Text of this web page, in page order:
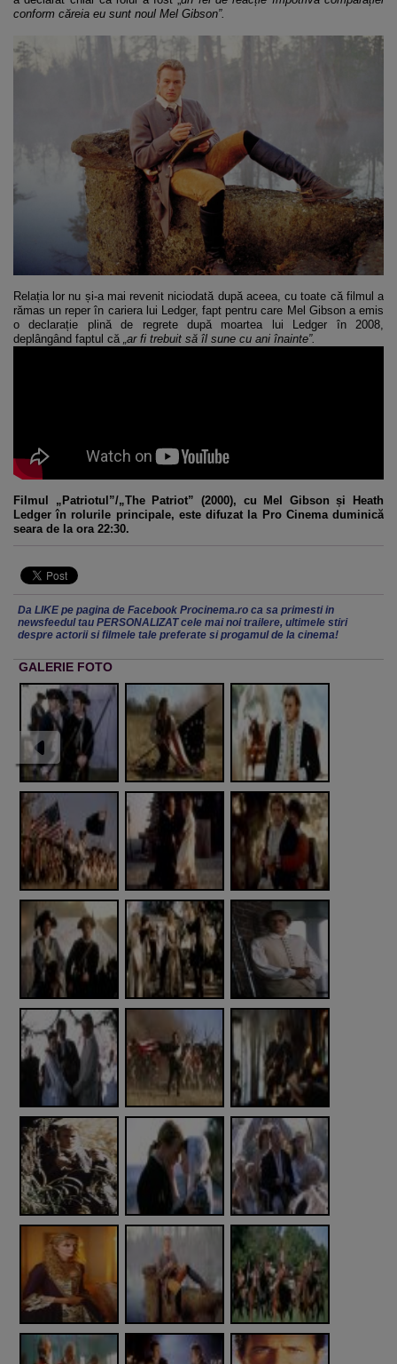
conform căreia eu sunt noul Mel Gibson”.
Relația lor nu și-a mai revenit niciodată după aceea, cu toate că filmul a
rămas un reper în cariera lui Ledger, fapt pentru care Mel Gibson a emis
o declarație plină de regrete după moartea lui Ledger în 2008,
deplângând faptul că „ar fi trebuit să îl sune cu ani înainte”.
Filmul „Patriotul”/„The Patriot” (2000), cu Mel Gibson și Heath
Ledger în rolurile principale, este difuzat la Pro Cinema duminică
seara de la ora 22:30.
Da LIKE pe pagina de Facebook Procinema.ro ca sa primesti in
newsfeedul tau PERSONALIZAT cele mai noi trailere, ultimele stiri
despre actorii si filmele tale preferate si progamul de la cinema!
GALERIE FOTO